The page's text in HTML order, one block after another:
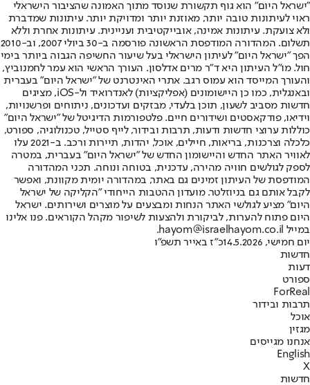
"ישראל היום" הוא גוף תקשורת שנוסד מתוך האמונה שהציבור הישראלי
ראוי לעיתונות טובה יותר, מאוזנת יותר ומדויקת יותר. עיתונות שמדברת
ולא צועקת. עיתונות אמינה, אובייקטיבית ועניינית. עיתונות אחרת וללא
תשלום. המהדורה המודפסת הראשונה פורסמה ב-30 ביולי 2007, וב-2010
הפך "ישראל היום" לעיתון הישראלי בעל שיעור החשיפה הגבוה ביותר בימי
חול. מו"ל העיתון היא ד"ר מרים אדלסון. העורך הראשי הוא עמר לחמנוביץ,
והעורך המייסד הוא עמוס רגב. אתרי האינטרנט של "ישראל היום" בעברית
ובאנגלית, כמו כן היישומונים (אפליקציות) לאנדרואיד ול-iOS, מציגים
חדשות מסביב לשעון, תוכן בלעדי, מבזקים ועדכונים, ניתוחים ופרשנויות,
וידיאו, פודקאסטים ושידורים חיים. פלטפורמות הדיגיטל של "ישראל היום"
כוללות ערוצי חדשות ודעות, תרבות ובידור, לייף סטייל, טכנולוגיה, ספורט,
כלכלה וצרכנות, בריאות, חיילים, אוכל, יהדות, תיירות ורכב. ב-2021 עלו
לאוויר האתר החדש והיישומון החדש של "ישראל היום" בעברית, במטרה
לספק לגולשים חוויה מהירה, עדכנית, בטוחה ונוחה. תכני המהדורה
המודפסת של העיתון זמינים גם באתר, במהדורה יומית מקוונת, ואפשר
לקבל אותם גם בניוזלטר. מועדון ההטבות הייחודי "הקליקה של ישראל
היום" מציע לגולשי האתר הנחות ומבצעים על מוצרים ושירותים. ישראל
היום פתוח להערות, לביקורת ולהצעות לשיפור מקהל הקוראים. פנו אלינו
במייל hayom@israelhayom.co.il.
יום חמישי, 14.5.2026
כ"ז באייר תשפ"ו
חדשות
דעות
ספורט
ForReal
תרבות ובידור
אוכל
מגזין
אנחנו מגייסים
English
X
חדשות